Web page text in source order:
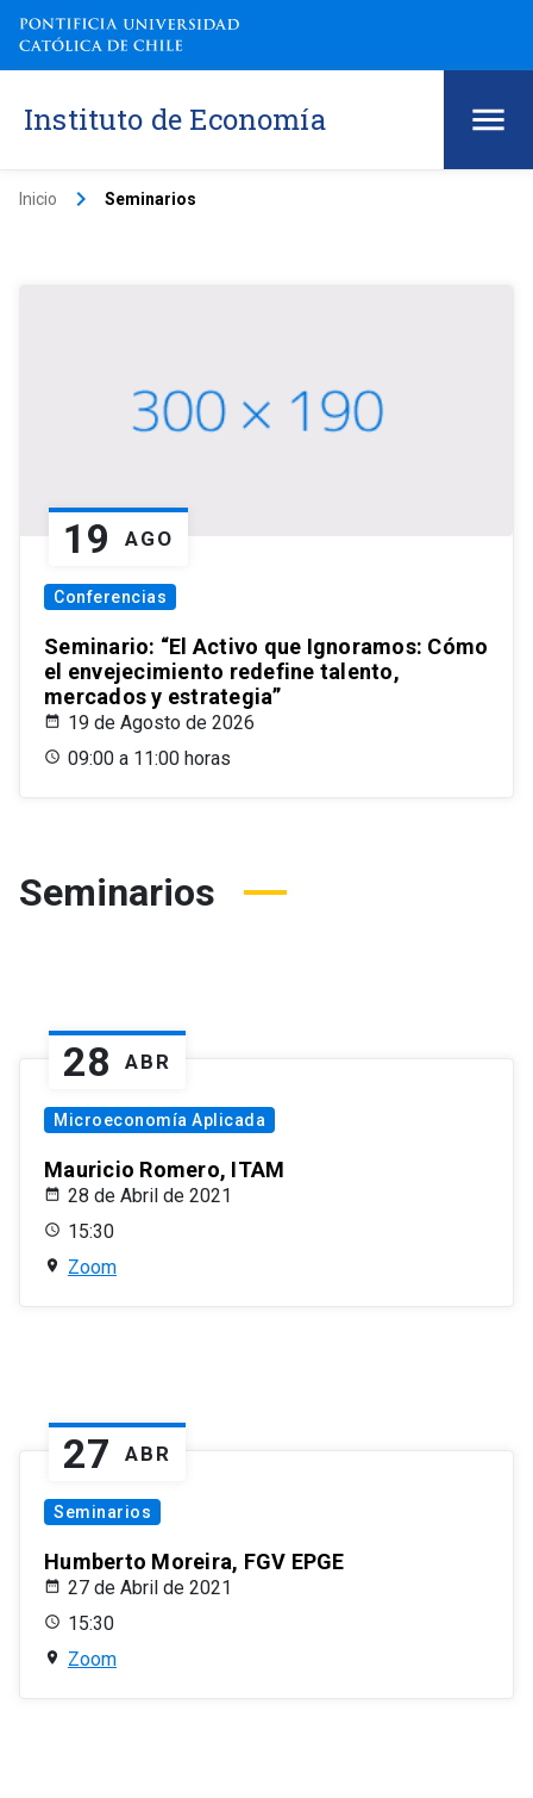
Instituto de Economía
Inicio keyboard_arrow_right Seminarios
19 AGO
Conferencias
Seminario: “El Activo que Ignoramos: Cómo
el envejecimiento redefine talento,
mercados y estrategia”
19 de Agosto de 2026
09:00 a 11:00 horas
Seminarios
28 ABR
Microeconomía Aplicada
Mauricio Romero, ITAM
28 de Abril de 2021
15:30
Zoom
27 ABR
Seminarios
Humberto Moreira, FGV EPGE
27 de Abril de 2021
15:30
Zoom